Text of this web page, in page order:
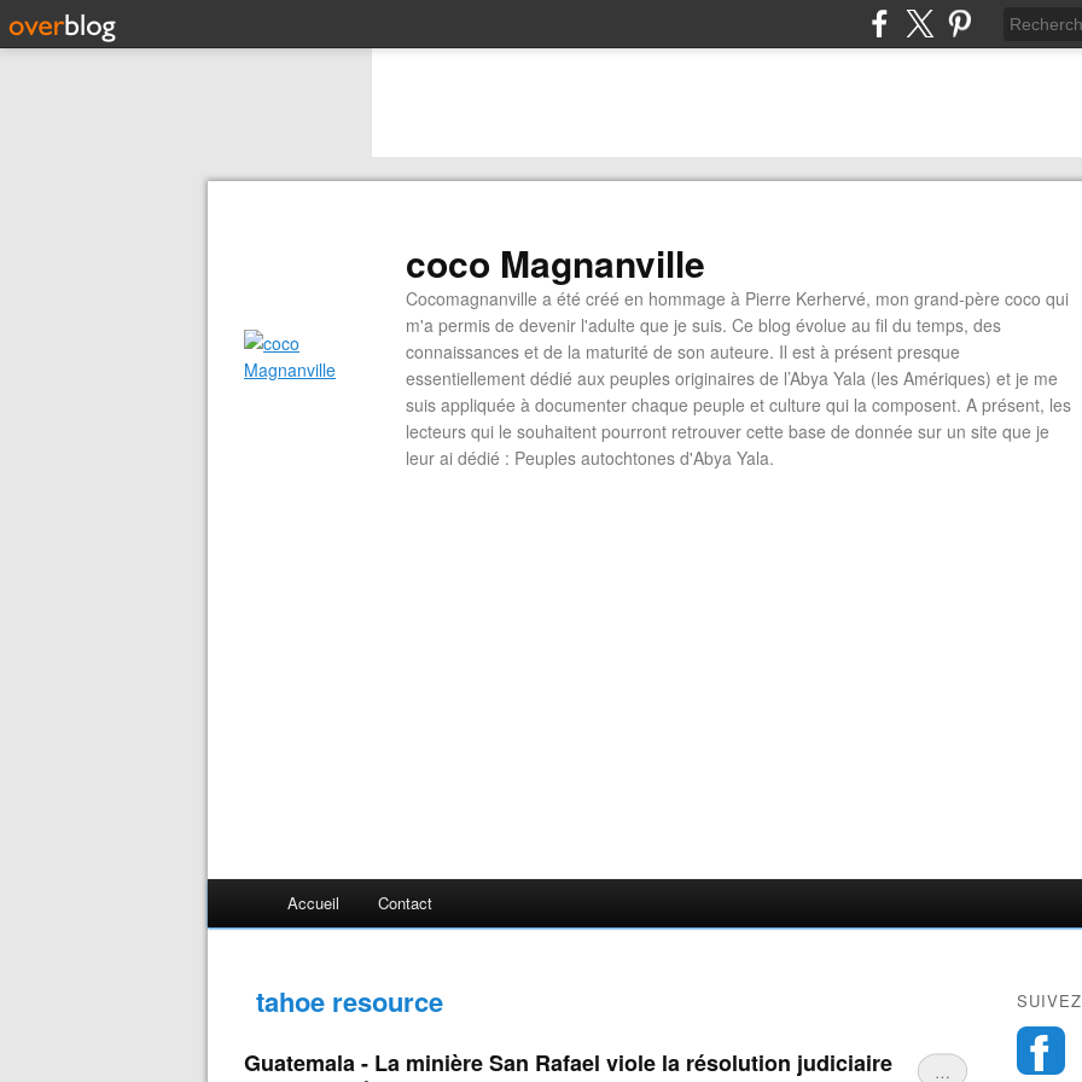
coco Magnanville
Cocomagnanville a été créé en hommage à Pierre Kerhervé, mon grand-père coco qui
m'a permis de devenir l'adulte que je suis. Ce blog évolue au fil du temps, des
connaissances et de la maturité de son auteure. Il est à présent presque
essentiellement dédié aux peuples originaires de l’Abya Yala (les Amériques) et je me
suis appliquée à documenter chaque peuple et culture qui la composent. A présent, les
lecteurs qui le souhaitent pourront retrouver cette base de donnée sur un site que je
leur ai dédié : Peuples autochtones d'Abya Yala.
Accueil Contact
tahoe resource
…
Guatemala - La minière San Rafael viole la résolution judiciaire